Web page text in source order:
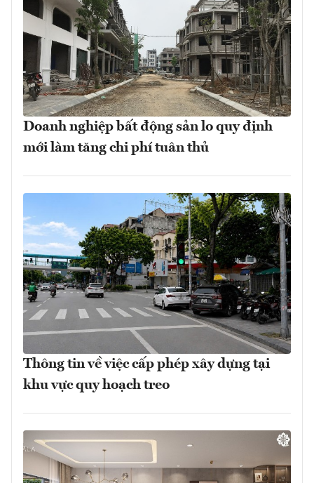
Doanh nghiệp bất động sản lo quy định
mới làm tăng chi phí tuân thủ
Thông tin về việc cấp phép xây dựng tại
khu vực quy hoạch treo